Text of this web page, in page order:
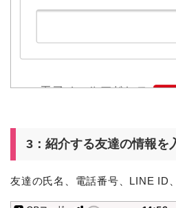
3：紹介する友達の情報を
友達の氏名、電話番号、LINE ID